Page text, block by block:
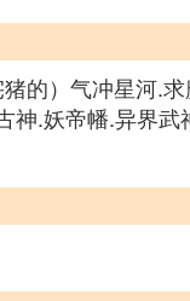
的）气冲星河.
.妖帝幡.异界